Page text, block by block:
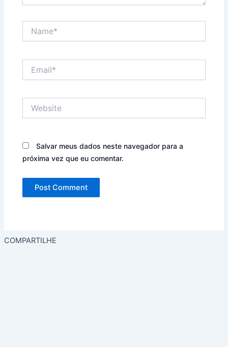
Salvar meus dados neste navegador para a
próxima vez que eu comentar.
COMPARTILHE